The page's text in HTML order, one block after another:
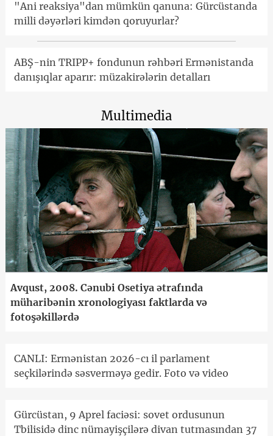
"Ani reaksiya"dan mümkün qanuna: Gürcüstanda
milli dəyərləri kimdən qoruyurlar?
ABŞ-nin TRIPP+ fondunun rəhbəri Ermənistanda
danışıqlar aparır: müzakirələrin detalları
Multimedia
Avqust, 2008. Cənubi Osetiya ətrafında
müharibənin xronologiyası faktlarda və
fotoşəkillərdə
CANLI: Ermənistan 2026-cı il parlament
seçkilərində səsverməyə gedir. Foto və video
Gürcüstan, 9 Aprel faciəsi: sovet ordusunun
Tbilisidə dinc nümayişçilərə divan tutmasından 37